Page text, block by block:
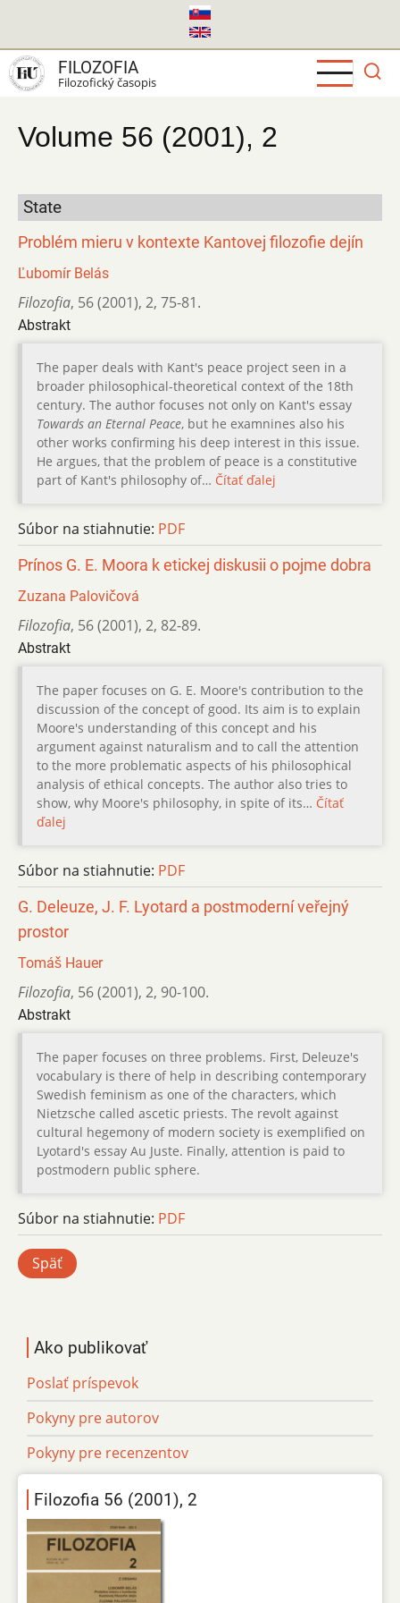
hlavný
obsah
FILOZOFIA
Filozofický časopis
Volume 56 (2001), 2
State
Problém mieru v kontexte Kantovej filozofie dejín
Ľubomír Belás
Filozofia, 56 (2001), 2, 75-81.
Abstrakt
The paper deals with Kant's peace project seen in a
broader philosophical-theoretical context of the 18th
century. The author focuses not only on Kant's essay
Towards an Eternal Peace, but he examnines also his
other works confirming his deep interest in this issue.
He argues, that the problem of peace is a constitutive
part of Kant's philosophy of… Čítať ďalej
Súbor na stiahnutie: PDF
Prínos G. E. Moora k etickej diskusii o pojme dobra
Zuzana Palovičová
Filozofia, 56 (2001), 2, 82-89.
Abstrakt
The paper focuses on G. E. Moore's contribution to the
discussion of the concept of good. Its aim is to explain
Moore's understanding of this concept and his
argument against naturalism and to call the attention
to the more problematic aspects of his philosophical
analysis of ethical concepts. The author also tries to
show, why Moore's philosophy, in spite of its… Čítať
ďalej
Súbor na stiahnutie: PDF
G. Deleuze, J. F. Lyotard a postmoderní veřejný
prostor
Tomáš Hauer
Filozofia, 56 (2001), 2, 90-100.
Abstrakt
The paper focuses on three problems. First, Deleuze's
vocabulary is there of help in describing contemporary
Swedish feminism as one of the characters, which
Nietzsche called ascetic priests. The revolt against
cultural hegemony of modern society is exemplified on
Lyotard's essay Au Juste. Finally, attention is paid to
postmodern public sphere.
Súbor na stiahnutie: PDF
Späť
Ako publikovať
Poslať príspevok
Pokyny pre autorov
Pokyny pre recenzentov
Filozofia 56 (2001), 2